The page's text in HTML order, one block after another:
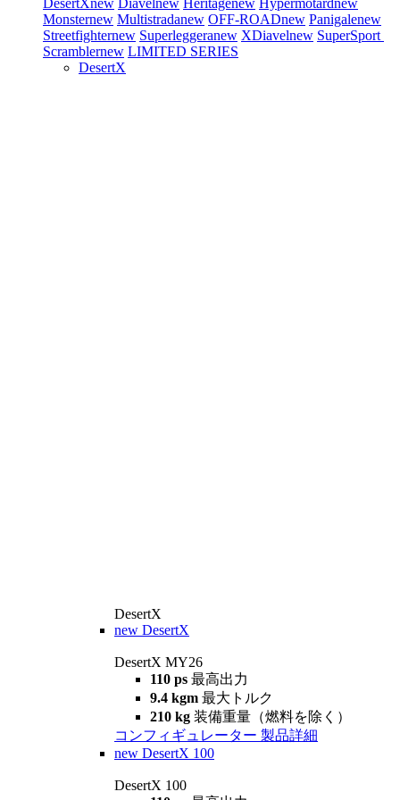
DesertXnew Diavelnew Heritagenew Hypermotardnew
Monsternew Multistradanew OFF-ROADnew Panigalenew
Streetfighternew Superleggeranew XDiavelnew SuperSport
Scramblernew LIMITED SERIES
DesertX
DesertX
new DesertX
DesertX MY26
110 ps 最高出力
9.4 kgm 最大トルク
210 kg 装備重量（燃料を除く）
コンフィギュレーター 製品詳細
new DesertX 100
DesertX 100